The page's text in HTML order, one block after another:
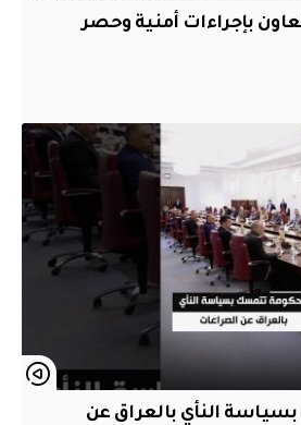
بإجراءات أمنية وحصر
النأي بالعراق عن